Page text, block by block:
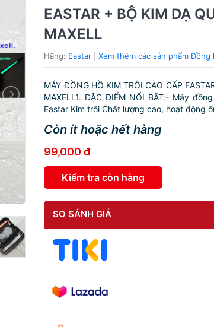
EASTAR + BỘ KIM DẠ
MAXELL
Hãng: Eastar |Xem thêm các sản phẩm
MÁY ĐỒNG HỒ KIM TRÔI CAO CẤP
MAXELL1. ĐẶC ĐIỂM NỔI BẬT:- Máy
Eastar Kim trôi Chất lượng cao, hoạt động
Còn ít hoặc hết hàng
99,000 đ
Kiểm tra còn hàng
SO SÁNH GIÁ